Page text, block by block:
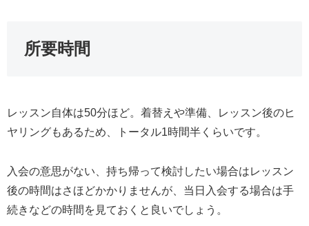
所要時間
レッスン自体は50分ほど。着替えや準備、レッスン後のヒ
ヤリングもあるため、トータル1時間半くらいです。
入会の意思がない、持ち帰って検討したい場合はレッスン
後の時間はさほどかかりませんが、当日入会する場合は手
続きなどの時間を見ておくと良いでしょう。